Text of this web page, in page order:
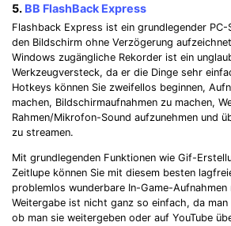
5. BB FlashBack Express
Flashback Express ist ein grundlegender
den Bildschirm ohne Verzögerung
Windows zugängliche Rekorder ist ein
Werkzeugversteck, da er die Dinge sehr
Hotkeys können Sie zweifellos beginnen,
machen, Bildschirmaufnahmen zu machen,
Rahmen/Mikrofon-Sound aufzunehmen und
zu streamen.
Mit grundlegenden Funktionen wie Gif-
Zeitlupe können Sie mit diesem besten
problemlos wunderbare In-Game-Aufnahmen
Weitergabe ist nicht ganz so einfach, da man
ob man sie weitergeben oder auf YouTube
Record. Edit. Share. All
Got It Try It